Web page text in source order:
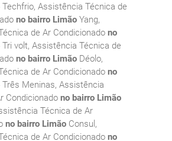
Techfrio, Assistência Técnica de
no bairro Limão Yang,
de Ar Condicionado no
Tri volt, Assistência Técnica de
no bairro Limão Déolo,
de Ar Condicionado no
Três Meninas, Assistência
Condicionado no bairro Limão
Técnica de Ar
no bairro Limão Consul,
de Ar Condicionado no